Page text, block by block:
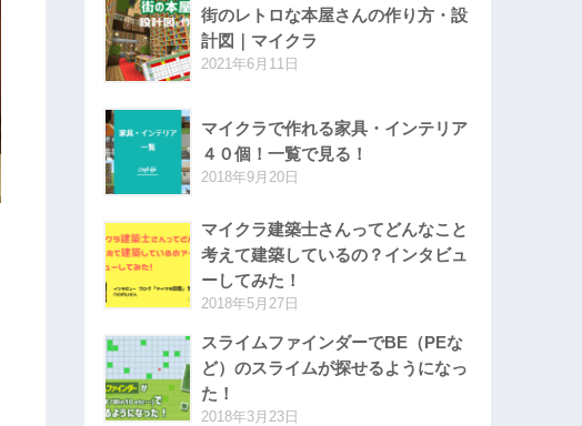
街のレトロな本屋さんの作り方・設
計図｜マイクラ
2021年6月11日
マイクラで作れる家具・インテリア
４０個！一覧で見る！
2018年9月20日
マイクラ建築士さんってどんなこと
考えて建築しているの？インタビュ
ーしてみた！
2018年5月27日
スライムファインダーでBE（PEな
ど）のスライムが探せるようになっ
た！
2018年3月23日